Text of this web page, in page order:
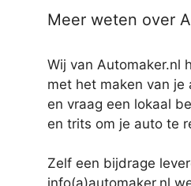
Meer weten over
Wij van Automaker.nl
met het maken van je
en vraag een lokaal
en trits om je auto te
Zelf een bijdrage